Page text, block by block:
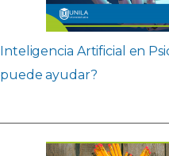
Inteligencia Artificial en
puede ayudar?